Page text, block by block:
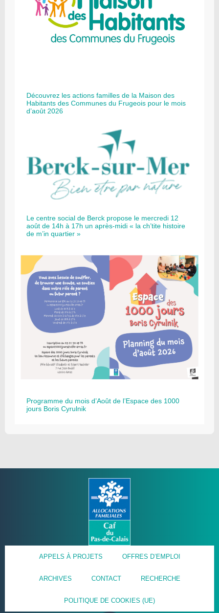
Découvrez les actions familles de la Maison des
Habitants des Communes du Frugeois pour le mois
d’août 2026
Le centre social de Berck propose le mercredi 12
août de 14h à 17h un après-midi « la ch’tite histoire
de m’in quartier »
Programme du mois d’Août de l’Espace des 1000
jours Boris Cyrulnik
APPELS À PROJETS OFFRES D’EMPLOI
ARCHIVES CONTACT RECHERCHE
POLITIQUE DE COOKIES (UE)